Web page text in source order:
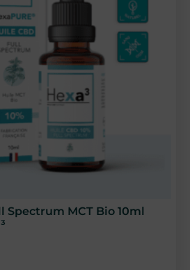
Spectrum MCT Bio 10ml